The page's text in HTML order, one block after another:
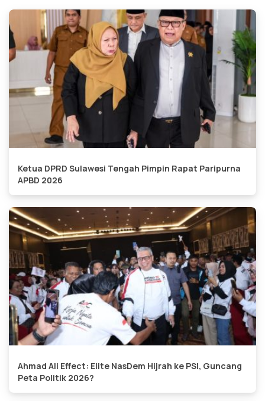
Ketua DPRD Sulawesi Tengah Pimpin Rapat Paripurna
APBD 2026
Ahmad Ali Effect: Elite NasDem Hijrah ke PSI, Guncang
Peta Politik 2026?